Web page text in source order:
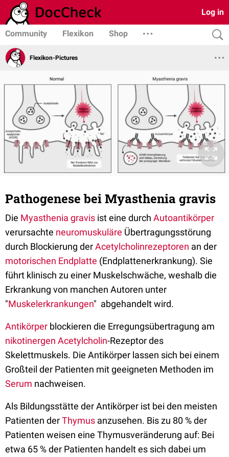
Log in
Community Flexikon Shop
Flexikon-Pictures
Pathogenese bei Myasthenia gravis
Die Myasthenia gravis ist eine durch Autoantikörper
verursachte neuromuskuläre Übertragungsstörung
durch Blockierung derAcetylcholinrezeptoren an der
motorischen Endplatte (Endplattenerkrankung). Sie
führt klinisch zu einer Muskelschwäche, weshalb die
Erkrankung von manchen Autoren unter
"Muskelerkrankungen" abgehandelt wird.
Antikörper blockieren die Erregungsübertragung am
nikotinergen Acetylcholin-Rezeptor des
Skelettmuskels. Die Antikörper lassen sich bei einem
Großteil der Patienten mit geeigneten Methoden im
Serum nachweisen.
Als Bildungsstätte der Antikörper ist bei den meisten
Patienten derThymus anzusehen. Bis zu 80 % der
Patienten weisen eine Thymusveränderung auf: Bei
etwa 65 % der Patienten handelt es sich dabei um